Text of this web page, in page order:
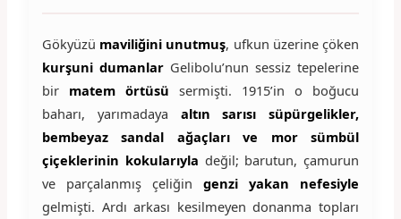
Gökyüzü maviliğini unutmuş, ufkun üzerine çöken
kurşuni dumanlarGelibolu’nun sessiz tepelerine
bir matem örtüsü sermişti. 1915’in o boğucu
baharı, yarımadaya altın sarısı süpürgelikler,
bembeyaz sandal ağaçları ve mor sümbül
çiçeklerinin kokularıyla değil; barutun, çamurun
ve parçalanmış çeliğingenzi yakan nefesiyle
gelmişti. Ardı arkası kesilmeyen donanma topları